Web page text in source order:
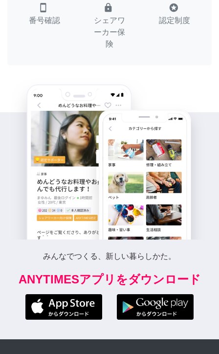
smartphone
番号確認
lock
シェアワ
ーカー保
険
stars
認定制度
みんなでつくる、新しい暮らしかた。
ANYTIMESアプリをダウンロード